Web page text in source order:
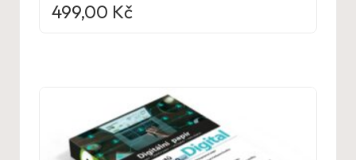
499,00 Kč